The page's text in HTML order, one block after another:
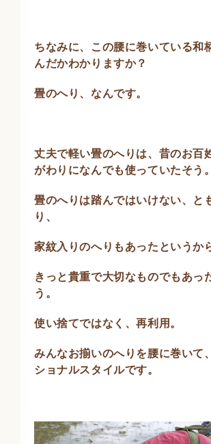
ちなみに、この腰に巻いている和
んだかわかりますか？
畳のへり、なんです。
丈夫で軽い畳のへりは、昔のお百
がわりになんでも使っていたそう。
畳のへりは踏んではいけない、と
り、
家紋入りのへりもあったというか
きっと貴重で大切なものでもあっ
う。
使い捨てではなく、再利用。
みんなお揃いのへりを腰に巻いて
ショナルスタイルです。